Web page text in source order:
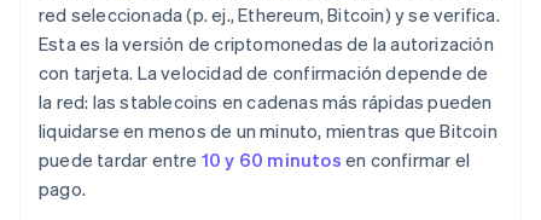
red seleccionada (p. ej., Ethereum, Bitcoin) y se verifica.
Esta es la versión de criptomonedas de la autorización
con tarjeta. La velocidad de confirmación depende de
la red: las stablecoins en cadenas más rápidas pueden
liquidarse en menos de un minuto, mientras que Bitcoin
puede tardar entre 10 y 60 minutos en confirmar el
pago.